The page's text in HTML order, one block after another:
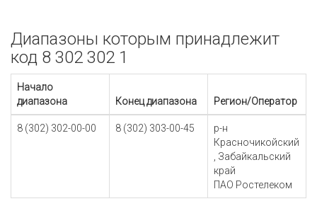
Диапазоны которым принадлежит
код 8 302 302 1
Начало
диапазона
Конец диапазона Регион/Оператор
8 (302) 302-00-00 8 (302) 303-00-45
р-н
Красночикойский
, Забайкальский
край
ПАО Ростелеком